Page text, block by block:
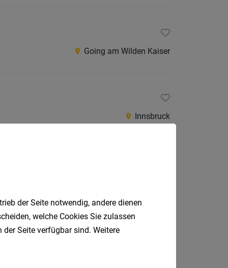
Going am Wilden Kaiser
Innsbruck
der Seite notwendig, andere dienen
welche Cookies Sie zulassen
Seite verfügbar sind. Weitere